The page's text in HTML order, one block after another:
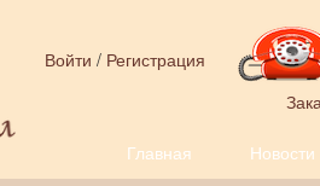
Войти / Регистрация
Главная Новости